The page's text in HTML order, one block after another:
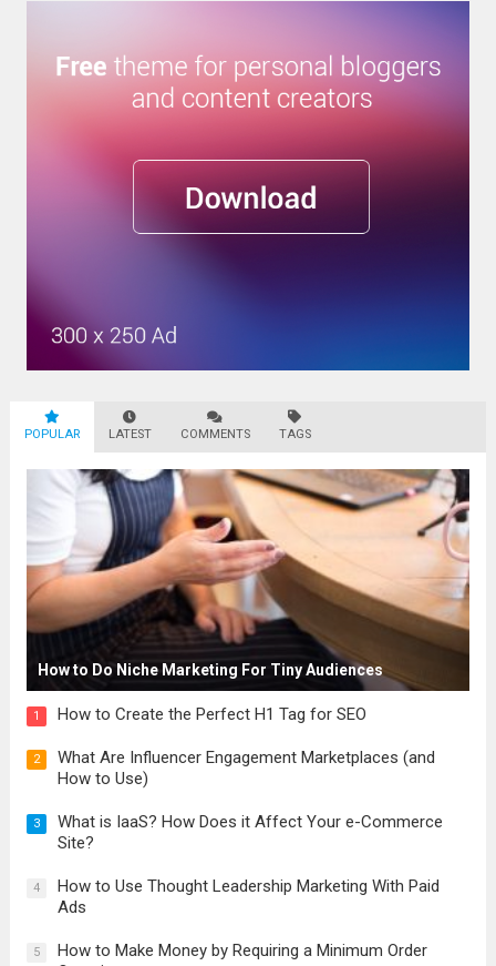
POPULAR LATEST COMMENTS TAGS
How to Do Niche Marketing For Tiny Audiences
1 How to Create the Perfect H1 Tag for SEO
2
What Are Influencer Engagement Marketplaces (and
How to Use)
3
What is IaaS? How Does it Affect Your e-Commerce
Site?
4
How to Use Thought Leadership Marketing With Paid
Ads
5
How to Make Money by Requiring a Minimum Order